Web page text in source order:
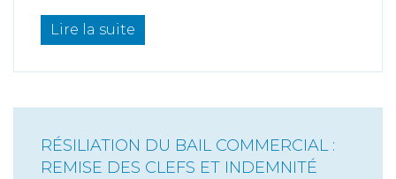
Lire la suite
RÉSILIATION DU BAIL COMMERCIAL :
REMISE DES CLEFS ET INDEMNITÉ